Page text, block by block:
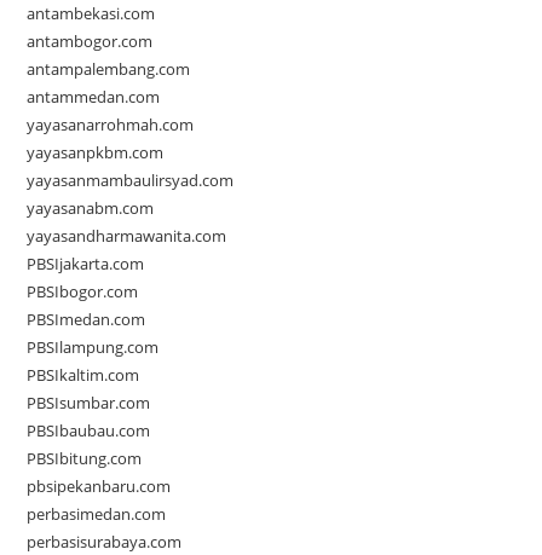
antambekasi.com
antambogor.com
antampalembang.com
antammedan.com
yayasanarrohmah.com
yayasanpkbm.com
yayasanmambaulirsyad.com
yayasanabm.com
yayasandharmawanita.com
PBSIjakarta.com
PBSIbogor.com
PBSImedan.com
PBSIlampung.com
PBSIkaltim.com
PBSIsumbar.com
PBSIbaubau.com
PBSIbitung.com
pbsipekanbaru.com
perbasimedan.com
perbasisurabaya.com